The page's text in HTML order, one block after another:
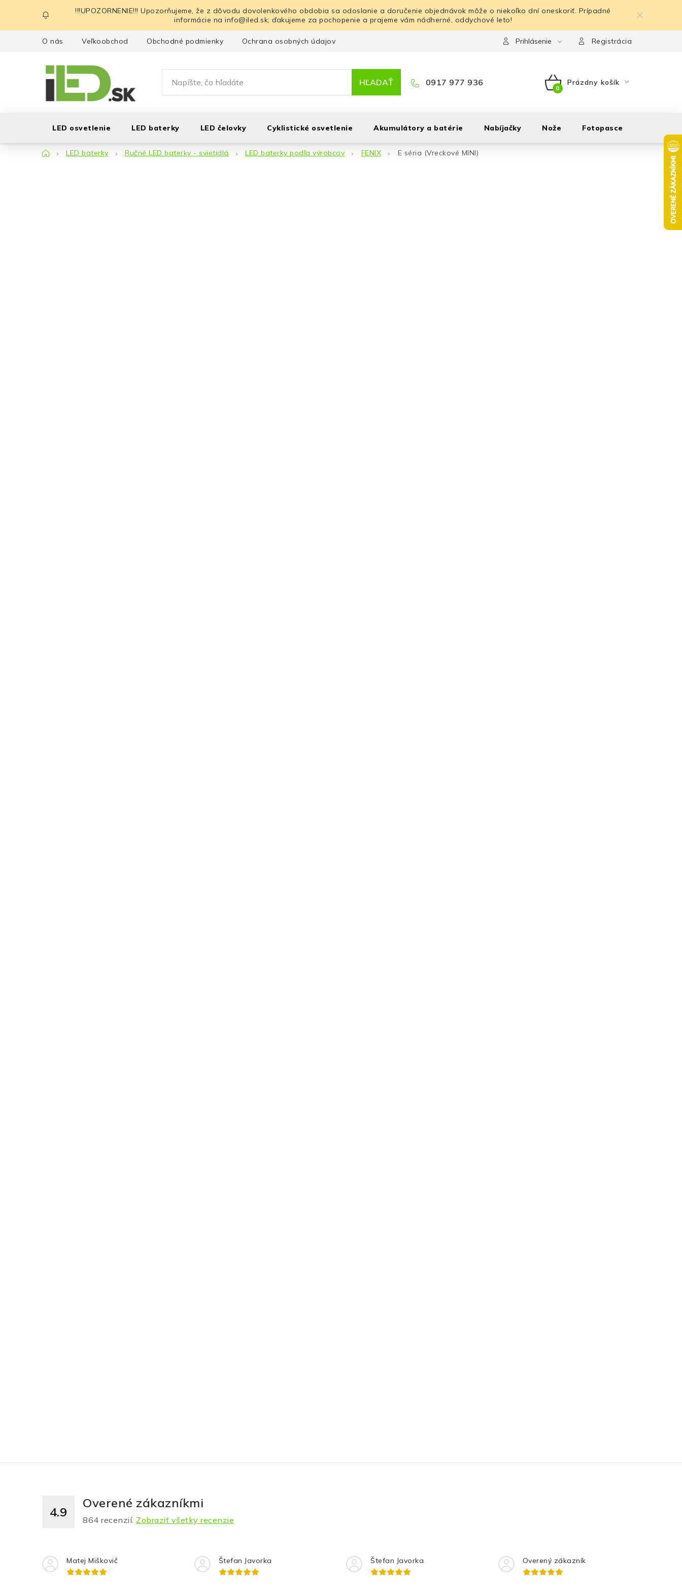
obsah
!!!UPOZORNENIE!!! Upozorňujeme, že z dôvodu dovolenkového obdobia sa odoslanie a doručenie objednávok môže o niekoľko dní oneskoriť. Prípadné
informácie na info@iled.sk; ďakujeme za pochopenie a prajeme vám nádherné, oddychové leto!
O nás Veľkoobchod Obchodné podmienky Ochrana osobných údajov Prihlásenie Registrácia
HĽADAŤ 0917 977 936
NÁKUPNÝ
Prázdny košík
LED osvetlenie LED baterky LED čelovky Cyklistické osvetlenie Akumulátory a batérie Nabíjačky Nože Fotopasce
DomovLED baterky Ručné LED baterky - svietidlá LED baterky podľa výrobcov FENIX E séria (Vreckové MINI)
4.9
Overené zákazníkmi
864 recenzií. Zobraziť všetky recenzie
Matej Miškovič Štefan Javorka Štefan Javorka Overený zákazník